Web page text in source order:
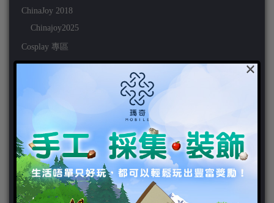
ChinaJoy 2018
Chinajoy2025
Cosplay 專區
TGS2019
天堂2:革命 新聞
好康活動
官方虛寶
家用遊戲
×